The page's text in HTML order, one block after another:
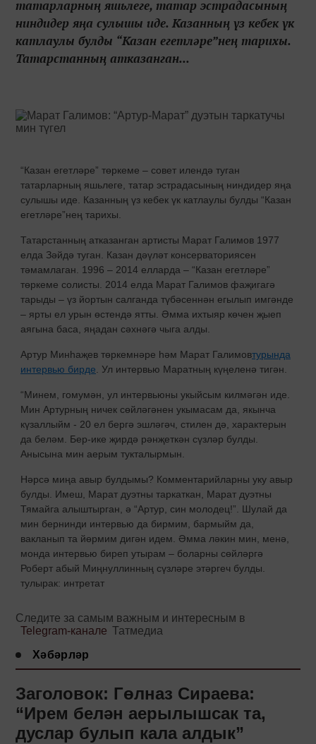
татарларның яшьлеге, татар эстрадасының
ниндидер яңа сулышы иде. Казанның үз кебек үк
катлаулы булды “Казан егетләре”нең тарихы.
Татарстанның атказанган...
“Казан егетләре” төркеме – совет илендә туган
татарларның яшьлеге, татар эстрадасының ниндидер яңа
сулышы иде. Казанның үз кебек үк катлаулы булды “Казан
егетләре”нең тарихы.
Татарстанның атказанган артисты Марат Галимов 1977
елда Зәйдә туган. Казан дәүләт консерваториясен
тәмамлаган. 1996 – 2014 елларда – “Казан егетләре”
төркеме солисты. 2014 елда Марат Галимов фаҗигагә
тарыды – үз йортын салганда түбәсеннән егылып имгәнде
– ярты ел урын өстендә ятты. Әмма ихтыяр көчен җыеп
аягына баса, яңадан сәхнәгә чыга алды.
Артур Минһаҗев төркемнәре һәм Марат Галимовтурында
интервью бирде . Ул интервью Маратның күңеленә тигән.
“Минем, гомумән, ул интервьюны укыйсым килмәгән иде.
Мин Артурның ничек сөйләгәнен укымасам да, якынча
күзаллыйм - 20 ел бергә эшләгәч, стилен дә, характерын
да беләм. Бер-ике җирдә рәнҗеткән сүзләр булды.
Анысына мин аерым тукталырмын.
Нәрсә миңа авыр булдымы? Комментарийларны уку авыр
булды. Имеш, Марат дуэтны таркаткан, Марат дуэтны
Тямайга алыштырган, ә “Артур, син молодец!”. Шулай да
мин бернинди интервью да бирмим, бармыйм да,
вакланып та йөрмим дигән идем. Әмма ләкин мин, менә,
монда интервью биреп утырам – боларны сөйләргә
Роберт абый Миңнуллинның сүзләре этәргеч булды.
тулырак: интретат
Следите за самым важным и интересным в
Telegram-канале Татмедиа
Хәбәрләр
Заголовок: Гөлназ Сираева:
“Ирем белән аерылышсак та,
дуслар булып кала алдык”